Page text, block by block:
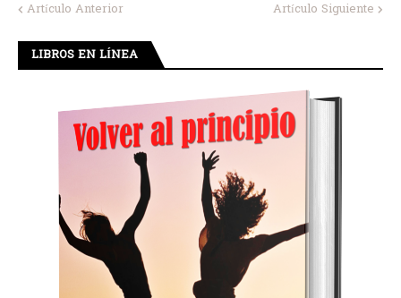
Artículo Anterior Artículo Siguiente
LIBROS EN LÍNEA